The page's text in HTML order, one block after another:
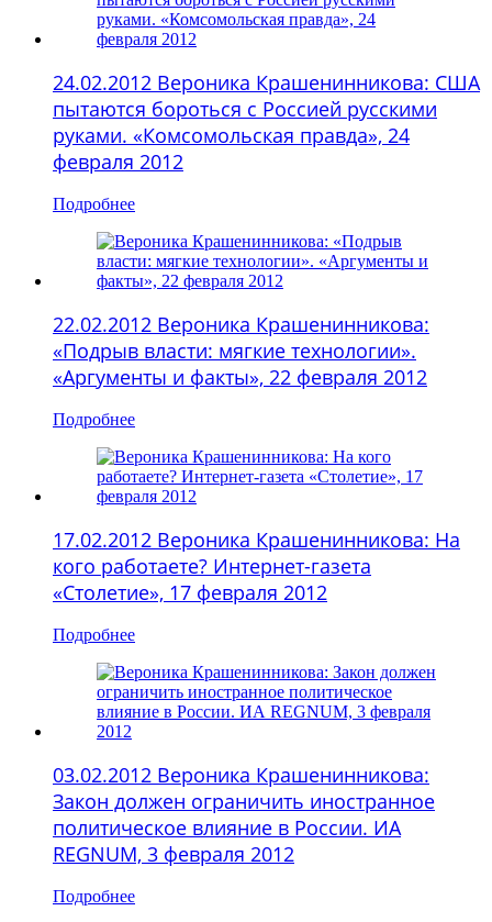
24.02.2012 Вероника Крашенинникова: США
пытаются бороться с Россией русскими
руками. «Комсомольская правда», 24
февраля 2012
Подробнее
22.02.2012 Вероника Крашенинникова:
«Подрыв власти: мягкие технологии».
«Аргументы и факты», 22 февраля 2012
Подробнее
17.02.2012 Вероника Крашенинникова: На
кого работаете? Интернет-газета
«Столетие», 17 февраля 2012
Подробнее
03.02.2012 Вероника Крашенинникова:
Закон должен ограничить иностранное
политическое влияние в России. ИА
REGNUM, 3 февраля 2012
Подробнее